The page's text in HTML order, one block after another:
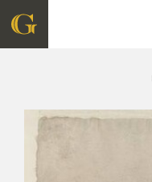
QUIENES SOMOS